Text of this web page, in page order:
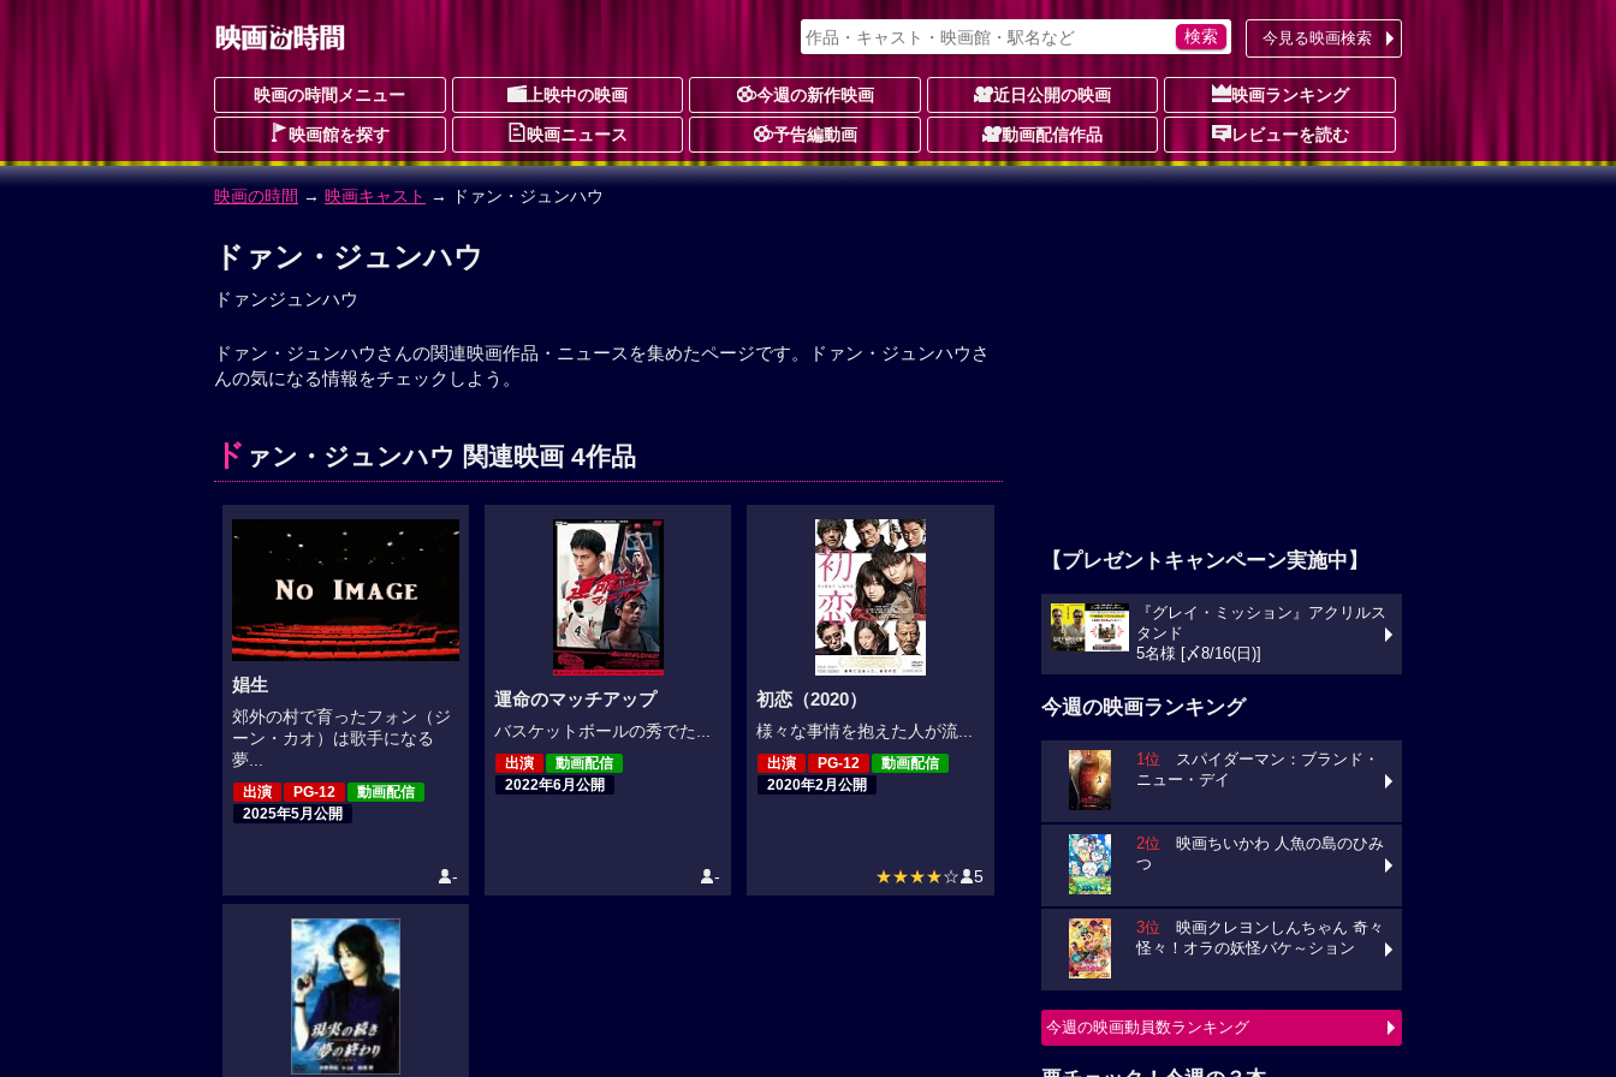
今見る映画検索
映画の時間メニュー 上映中の映画 今週の新作映画 近日公開の映画 映画ランキング
映画館を探す 映画ニュース 予告編動画 動画配信作品 レビューを読む
映画の時間 → 映画キャスト → ドァン・ジュンハウ
ドァン・ジュンハウ
ドァンジュンハウ
ドァン・ジュンハウさんの関連映画作品・ニュースを集めたページです。ドァン・ジュンハウさ
んの気になる情報をチェックしよう。
ド ァン・ジュンハウ 関連映画 4作品
娼生
郊外の村で育ったフォン（ジ
ーン・カオ）は歌手になる
夢...
出演 PG-12
動画配信
2025年5月公開
-
運命のマッチアップ
バスケットボールの秀でた...
出演
動画配信
2022年6月公開
-
初恋（2020）
様々な事情を抱えた人が流...
出演 PG-12
動画配信
2020年2月公開
★★★★☆ 5
【プレゼントキャンペーン実施中】
『グレイ・ミッション』アクリルス
タンド
5名様 [〆8/16(日)]
今週の映画ランキング
1位 スパイダーマン：ブランド・
ニュー・デイ
2位 映画ちいかわ 人魚の島のひみ
つ
3位 映画クレヨンしんちゃん 奇々
怪々！オラの妖怪バケ～ション
今週の映画動員数ランキング